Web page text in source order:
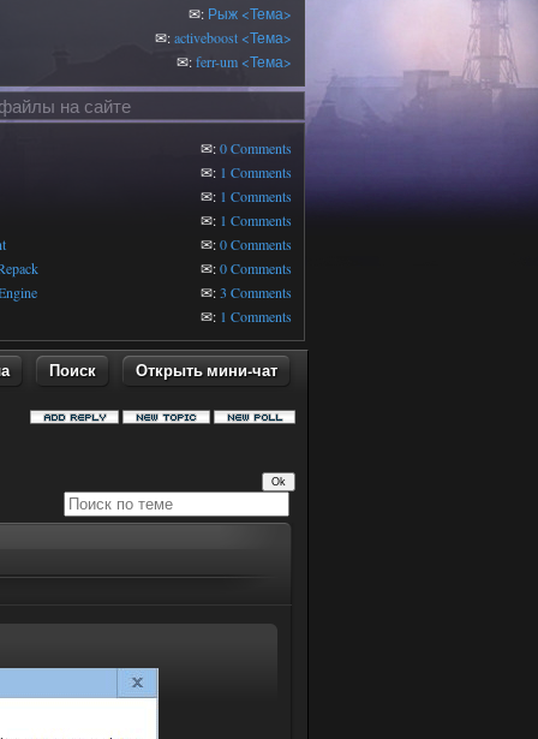
✉: Рыж <Тема>
✉:activeboost <Тема>
✉:ferr-um <Тема>
на сайте
✉:0 Comments
✉: 1 Comments
✉: 1 Comments
✉: 1 Comments
✉:0 Comments
✉:0 Comments
✉:3 Comments
✉: 1 Comments
Поиск Открыть мини-чат